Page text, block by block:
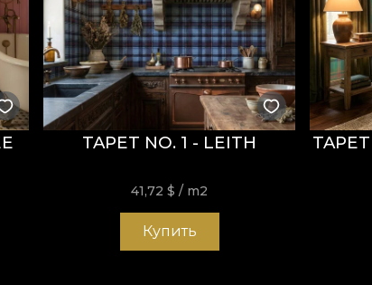
TAPET NO. 1 - LEITH
41,72$ / m2
Купить